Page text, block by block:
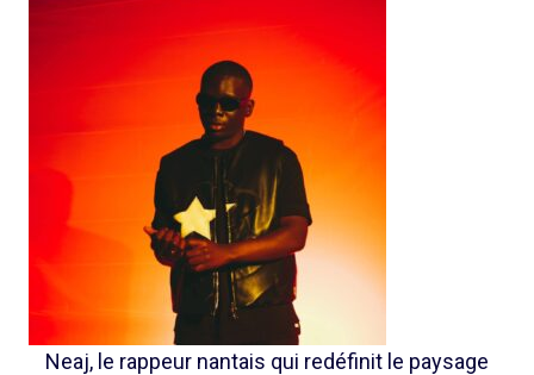
Neaj, le rappeur nantais qui redéfinit le paysage